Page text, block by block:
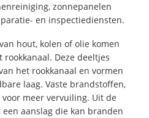
zonnepanelen
en inspectiediensten.
hout, kolen of olie komen
Deze deeltjes
het rookkanaal en vormen
laag. Vaste brandstoffen,
meer vervuiling. Uit de
aanslag die kan branden